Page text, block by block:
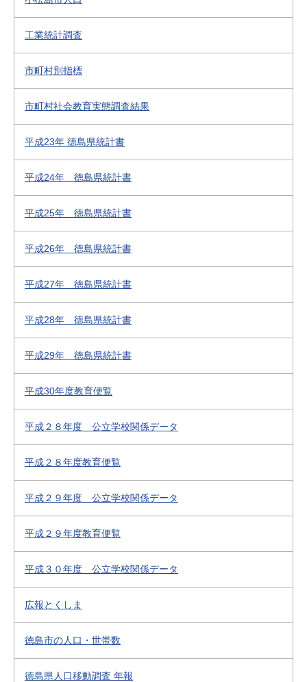
工業統計調査
市町村別指標
市町村社会教育実態調査結果
平成23年 徳島県統計書
平成24年 徳島県統計書
平成25年 徳島県統計書
平成26年 徳島県統計書
平成27年 徳島県統計書
平成28年 徳島県統計書
平成29年 徳島県統計書
平成30年度教育便覧
平成２８年度 公立学校関係データ
平成２８年度教育便覧
平成２９年度 公立学校関係データ
平成２９年度教育便覧
平成３０年度 公立学校関係データ
広報とくしま
徳島市の人口・世帯数
徳島県人口移動調査 年報